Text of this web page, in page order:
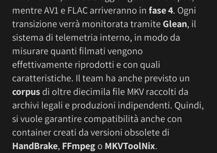
mentre AV1 e FLAC arriveranno infase 4. Ogni
transizione verrà monitorata tramite Glean, il
sistema di telemetria interno, in modo da
misurare quanti filmati vengono
effettivamente riprodotti e con quali
caratteristiche. Il team ha anche previsto un
corpusdi oltre diecimila file MKV raccolti da
archivi legali e produzioni indipendenti. Quindi,
si vuole garantire compatibilità anche con
container creati da versioni obsolete di
HandBrake, FFmpego MKVToolNix.